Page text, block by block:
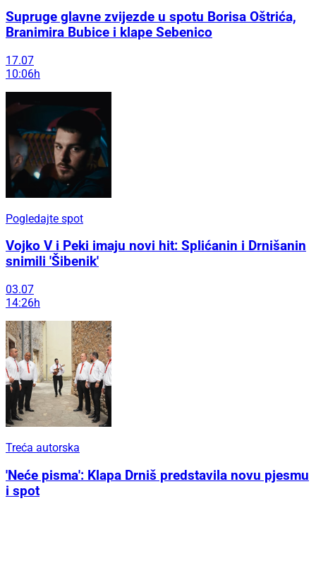
Supruge glavne zvijezde u spotu Borisa Oštrića,
Branimira Bubice i klape Sebenico
17.07
10:06h
Pogledajte spot
Vojko V i Peki imaju novi hit: Splićanin i Drnišanin
snimili 'Šibenik'
03.07
14:26h
Treća autorska
'Neće pisma': Klapa Drniš predstavila novu pjesmu
i spot